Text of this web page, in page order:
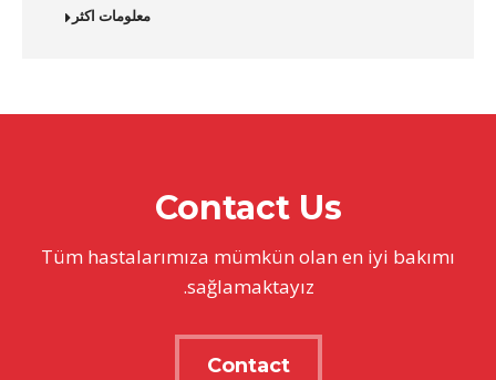
معلومات اكثر
Contact Us
Tüm hastalarımıza mümkün olan en iyi bakımı
sağlamaktayız.
Contact